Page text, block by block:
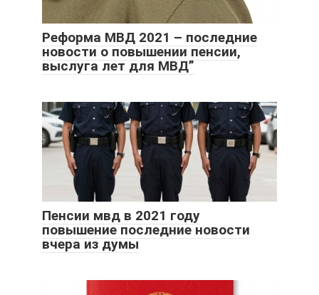
Реформа МВД 2021 – последние
новости о повышении пенсии,
выслуга лет для МВД”
Пенсии мвд в 2021 году
повышение последние новости
вчера из думы